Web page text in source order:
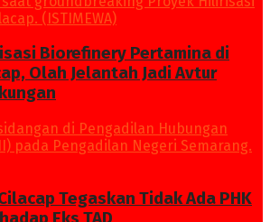
Biorefinery Pertamina di
Olah Jelantah Jadi Avtur
Tegaskan Tidak Ada PHK